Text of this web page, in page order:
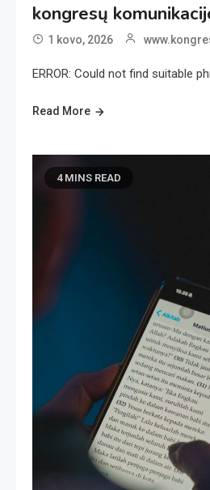
kongresų
1 kovo, 2026
ERROR: Could not find suitable
Read More
4 MINS READ